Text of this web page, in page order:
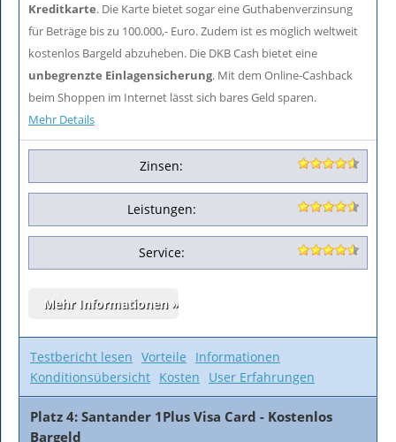
Kreditkarte. Die Karte bietet sogar eine Guthabenverzinsung
für Beträge bis zu 100.000,- Euro. Zudem ist es möglich weltweit
kostenlos Bargeld abzuheben. Die DKB Cash bietet eine
unbegrenzte Einlagensicherung. Mit dem Online-Cashback
beim Shoppen im Internet lässt sich bares Geld sparen.
Mehr Details
Zinsen:
Leistungen:
Service:
Testbericht lesen Vorteile
Informationen
Konditionsübersicht Kosten User Erfahrungen
Platz 4: Santander 1Plus Visa Card - Kostenlos
Bargeld